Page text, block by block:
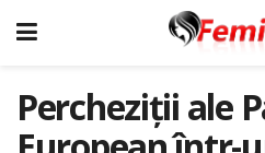
Percheziții ale